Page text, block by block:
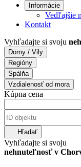
Informácie
Vedľajšie
Kontakt
Vyhľadajte si svoju
Domy / Vily
Regióny
Spálňa
Vzdialenosť od mora
Kúpna cena
Hľadať
Vyhľadajte si svoju
nehnuteľnosť v